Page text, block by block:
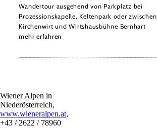
Wandertour ausgehend von Parkplatz bei
Prozessionskapelle, Keltenpark oder zwischen
Kirchenwirt und Wirtshausbühne Bernhart
mehr erfahren
Wiener Alpen in
Niederösterreich,
www.wieneralpen.at,
+43 / 2622 / 78960